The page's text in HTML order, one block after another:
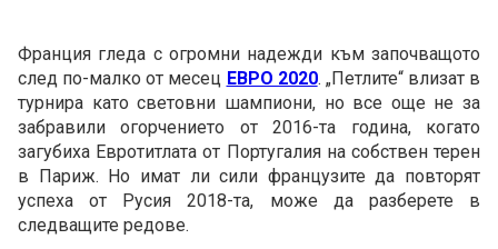
Франция гледа с огромни надежди към започващото
след по-малко от месец ЕВРО 2020. „Петлите“ влизат в
турнира като световни шампиони, но все още не за
забравили огорчението от 2016-та година, когато
загубиха Евротитлата от Португалия на собствен терен
в Париж. Но имат ли сили французите да повторят
успеха от Русия 2018-та, може да разберете в
следващите редове.